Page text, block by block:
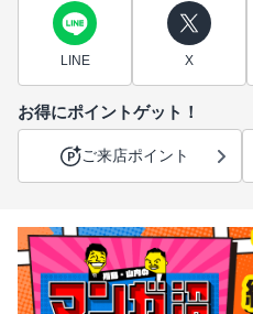
LINE X
お得にポイントゲット！
ご来店ポイント